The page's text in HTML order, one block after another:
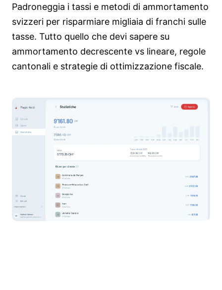
Padroneggia i tassi e metodi di ammortamento
svizzeri per risparmiare migliaia di franchi sulle
tasse. Tutto quello che devi sapere su
ammortamento decrescente vs lineare, regole
cantonali e strategie di ottimizzazione fiscale.